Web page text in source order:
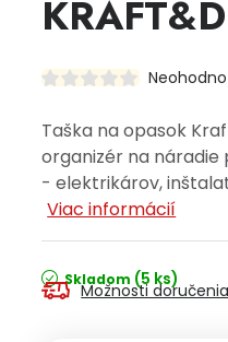
Taška na opasok
organizér na
- elektrikárov,
Viac informácií
Skladom (5 ks)
Možnosti doručenia